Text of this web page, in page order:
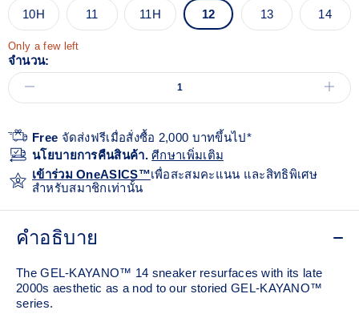
10H 11 11H 12 13 14
Only a few left
จำนวน:
Free จัดส่งฟรีเมื่อสั่งซื้อ 2,000 บาทขึ้นไป*
นโยบายการคืนสินค้า.ศีกษาเพิ่มเติม
เข้าร่วม OneASICS™เพื่อสะสมคะแนน และสิทธิพิเศษ
สำหรับสมาชิกเท่านั้น
คำอธิบาย
The GEL-KAYANO™ 14 sneaker resurfaces with its late
2000s aesthetic as a nod to our storied GEL-KAYANO™
series.